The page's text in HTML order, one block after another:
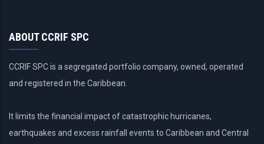
ABOUT CCRIF SPC
CCRIF SPC is a segregated portfolio company, owned, operated
and registered in the Caribbean.
It limits the financial impact of catastrophic hurricanes,
earthquakes and excess rainfall events to Caribbean and Central